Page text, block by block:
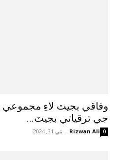
وفاقي بجيٽ لاءِ
جي ترقياتي بجيٽ...
Rizwan Ali
- مَي 31, 2024 0